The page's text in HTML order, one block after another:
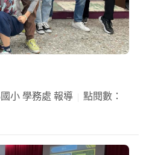
小 學務處 報導
點閱數：